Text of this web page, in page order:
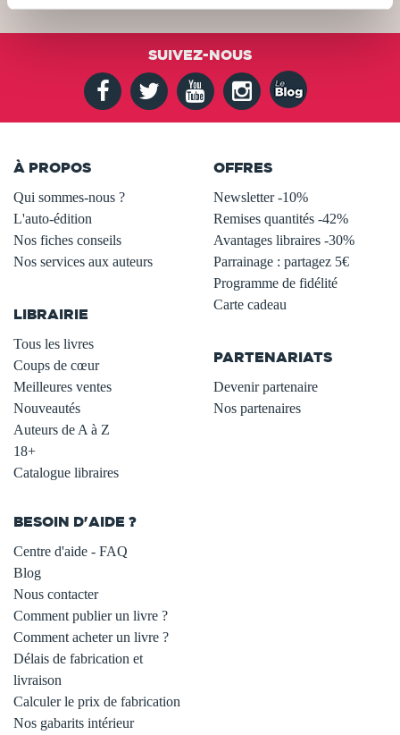
SUIVEZ-NOUS
À PROPOS
Qui sommes-nous ?
L'auto-édition
Nos fiches conseils
Nos services aux auteurs
LIBRAIRIE
Tous les livres
Coups de cœur
Meilleures ventes
Nouveautés
Auteurs de A à Z
18+
Catalogue libraires
OFFRES
Newsletter -10%
Remises quantités -42%
Avantages libraires -30%
Parrainage : partagez 5€
Programme de fidélité
Carte cadeau
PARTENARIATS
Devenir partenaire
Nos partenaires
BESOIN D'AIDE ?
Centre d'aide - FAQ
Blog
Nous contacter
Comment publier un livre ?
Comment acheter un livre ?
Délais de fabrication et
livraison
Calculer le prix de fabrication
Nos gabarits intérieur